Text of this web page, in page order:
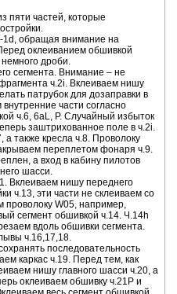
пяти частей, которые
1d, обращая внимание на
оклеиванием обшивкой
немного дроби.
сегмента. Внимание – не
ч.2i. Вклеиваем нишу
патрубок для дозаправки в
части согласно
ч.6, 6aL, P. Случайный избыток
заштрихованное поле в ч.2i.
а также кресла ч.8. Проволоку
переплетом фонаря ч.9.
а вход в кабину пилотов
шасси.
Вклеиваем нишу переднего
ч.13, эти части не склеиваем со
проволоку W05, например,
сегмент обшивкой ч.14. Ч.14h
вдоль обшивки сегмента.
ч.16,17,18.
последовательность
каркас ч.19. Перед тем, как
нишу главного шасси ч.20, а
оклеиваем обшивку ч.21P и